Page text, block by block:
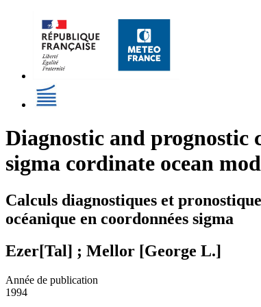
Diagnostic and prognostic
sigma cordinate ocean
Calculs diagnostiques et
océanique en coordonnées sigma
Ezer[Tal] ; Mellor [George L.]
Année de publication
1994